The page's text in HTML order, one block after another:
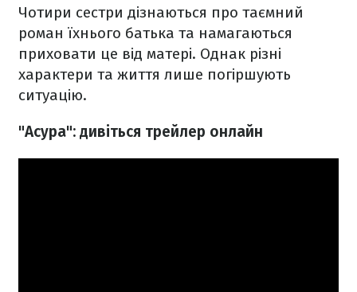
Чотири сестри дізнаються про таємний
роман їхнього батька та намагаються
приховати це від матері. Однак різні
характери та життя лише погіршують
ситуацію.
"Асура": дивіться трейлер онлайн